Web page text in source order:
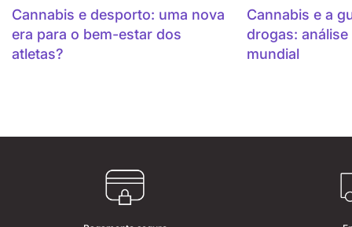
Cannabis e desporto: uma nova
era para o bem-estar dos
atletas?
Cannabis e a
drogas:
mundial